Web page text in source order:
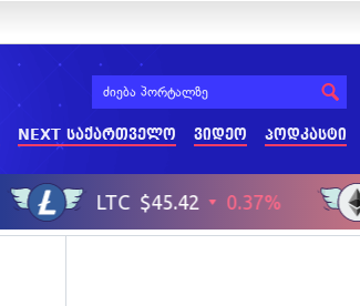
NEXT საქართველო ვიდეო პოდკასტი